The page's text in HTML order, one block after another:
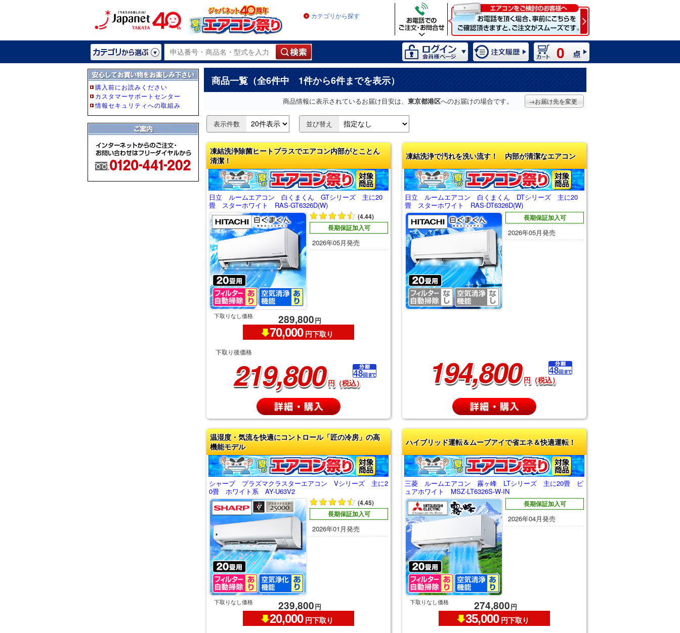
カテゴリから探す
0
商品一覧（全6件中 1件から6件までを表示）
商品情報に表示されているお届け目安は、 東京都港区へのお届けの場合です。 →お届け先を変更
表示件数 並び替え
凍結洗浄除菌ヒートプラスでエアコン内部がとことん
清潔！
日立 ルームエアコン 白くまくん GTシリーズ 主に20
畳 スターホワイト RAS-GT6326D(W)
(4.44)
長期保証加入可
2026年05月発売
下取りなし価格 289,800円
70,000 円下取り
下取り後価格
219,800 円（税込）
凍結洗浄で汚れを洗い流す！ 内部が清潔なエアコン
日立 ルームエアコン 白くまくん DTシリーズ 主に20
畳 スターホワイト RAS-DT6326D(W)
長期保証加入可
2026年05月発売
194,800 円（税込）
温湿度・気流を快適にコントロール「匠の冷房」の高
機能モデル
シャープ プラズマクラスターエアコン Vシリーズ 主に2
0畳 ホワイト系 AY-U63V2
(4.45)
長期保証加入可
2026年01月発売
下取りなし価格 239,800円
20,000 円下取り
ハイブリッド運転＆ムーブアイで省エネ＆快適運転！
三菱 ルームエアコン 霧ヶ峰 LTシリーズ 主に20畳 ピ
ュアホワイト MSZ-LT6326S-W-IN
長期保証加入可
2026年04月発売
下取りなし価格 274,800円
35,000 円下取り